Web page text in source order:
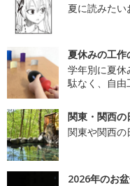
夏に読みたい
夏休みの工作
学年別に夏休
駄なく、自由
関東・関西の
関東や関西の
2026年のお